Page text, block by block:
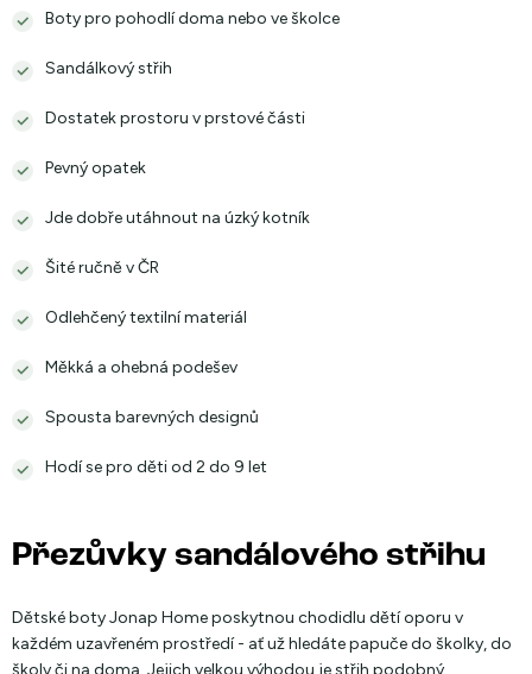
Boty pro pohodlí doma nebo ve školce
Sandálkový střih
Dostatek prostoru v prstové části
Pevný opatek
Jde dobře utáhnout na úzký kotník
Šité ručně v ČR
Odlehčený textilní materiál
Měkká a ohebná podešev
Spousta barevných designů
Hodí se pro děti od 2 do 9 let
Přezůvky sandálového střihu
Dětské boty Jonap Home poskytnou chodidlu dětí oporu v
každém uzavřeném prostředí - ať už hledáte papuče do školky, do
školy či na doma. Jejich velkou výhodou je střih podobný